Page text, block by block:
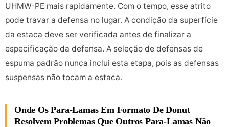
UHMW-PE mais rapidamente. Com o tempo, esse atrito
pode travar a defensa no lugar. A condição da superfície
da estaca deve ser verificada antes de finalizar a
especificação da defensa. A seleção de defensas de
espuma padrão nunca inclui esta etapa, pois as defensas
suspensas não tocam a estaca.
Onde Os Para-Lamas Em Formato De Donut
Resolvem Problemas Que Outros Para-Lamas Não